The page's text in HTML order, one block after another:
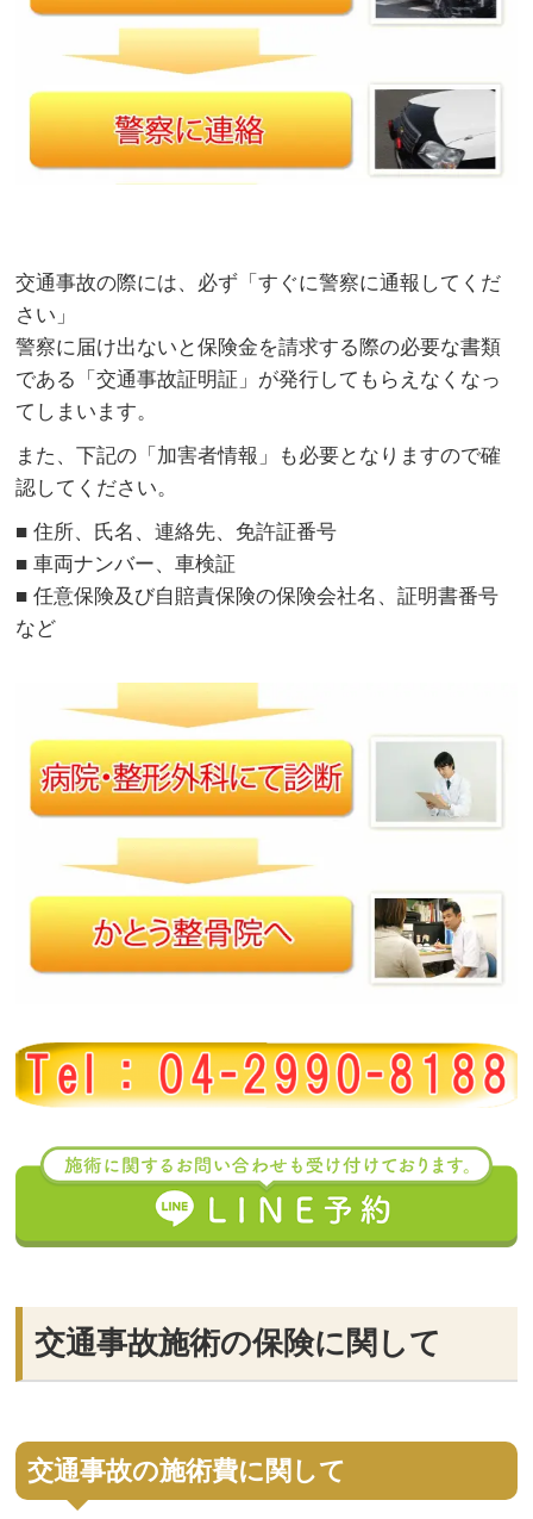
交通事故の際には、必ず「すぐに警察に通報してくだ
さい」
警察に届け出ないと保険金を請求する際の必要な書類
である「交通事故証明証」が発行してもらえなくなっ
てしまいます。
また、下記の「加害者情報」も必要となりますので確
認してください。
■ 住所、氏名、連絡先、免許証番号
■ 車両ナンバー、車検証
■ 任意保険及び自賠責保険の保険会社名、証明書番号
など
交通事故施術の保険に関して
交通事故の施術費に関して